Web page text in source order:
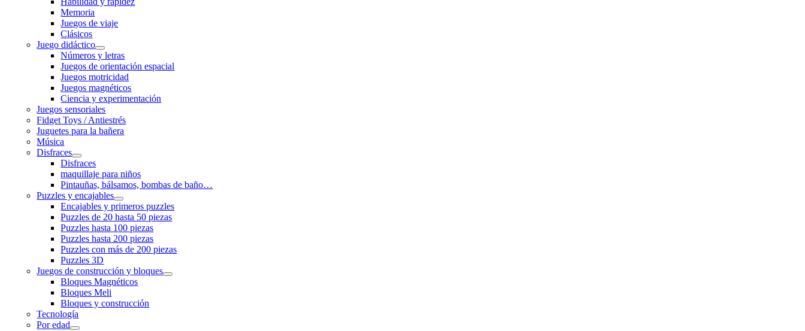
Memoria
Juegos de viaje
Clásicos
Juego didáctico
Números y letras
Juegos de orientación espacial
Juegos motricidad
Juegos magnéticos
Ciencia y experimentación
Juegos sensoriales
Fidget Toys / Antiestrés
Juguetes para la bañera
Música
Disfraces
Disfraces
maquillaje para niños
Pintauñas, bálsamos, bombas de baño…
Puzzles y encajables
Encajables y primeros puzzles
Puzzles de 20 hasta 50 piezas
Puzzles hasta 100 piezas
Puzzles hasta 200 piezas
Puzzles con más de 200 piezas
Puzzles 3D
Juegos de construcción y bloques
Bloques Magnéticos
Bloques Meli
Bloques y construcción
Tecnología
Por edad